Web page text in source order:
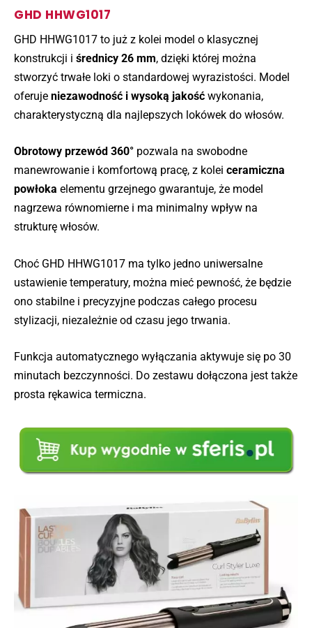
GHD HHWG1017
GHD HHWG1017 to już z kolei model o klasycznej
konstrukcji i średnicy 26 mm, dzięki której można
stworzyć trwałe loki o standardowej wyrazistości. Model
oferuje niezawodność i wysoką jakość wykonania,
charakterystyczną dla najlepszych lokówek do włosów.
Obrotowy przewód 360° pozwala na swobodne
manewrowanie i komfortową pracę, z kolei ceramiczna
powłoka elementu grzejnego gwarantuje, że model
nagrzewa równomierne i ma minimalny wpływ na
strukturę włosów.
Choć GHD HHWG1017 ma tylko jedno uniwersalne
ustawienie temperatury, można mieć pewność, że będzie
ono stabilne i precyzyjne podczas całego procesu
stylizacji, niezależnie od czasu jego trwania.
Funkcja automatycznego wyłączania aktywuje się po 30
minutach bezczynności. Do zestawu dołączona jest także
prosta rękawica termiczna.